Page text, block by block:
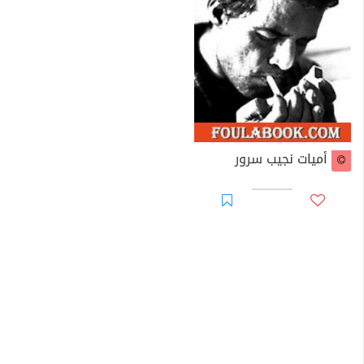
1969 إيداع
نجيب سرورقسراً مستشفى الأمراض العقلية
بالعباسية، فور عودته من سوريا، حيث عمل هناك لبضعة
شهور
1974 تعيين نجيب مديراً للمسرح القومي (راتب متواضع بدون
السماح لنجيب سرور بممارسة اختصاصاته)، وذلك عقب
استغاثة زوجته الروسية بوزير الثقافة آنذاك يوسف السباعي،
فقد سمحوا لها بدخول مكتبه لاعتقادهم أنها صحفية أجنبية!
الإسكندرية آنذاك يطلب إليه منح شقة لأسرة نجيب فى
أميات نجيب سرور